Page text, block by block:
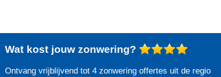
Wat kost jouw zonwering?
Ontvang vrijblijvend tot 4 zonwering offertes uit de regio